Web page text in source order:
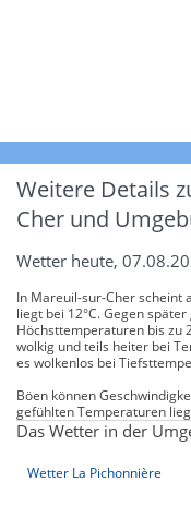
Weitere Details
Cher und
Wetter heute,
In Mareuil-sur-Cher scheint
liegt bei 12°C. Gegen
Höchsttemperaturen bis zu
wolkig und teils heiter bei
es wolkenlos bei
Böen können
gefühlten Temperaturen
Das Wetter in der
Wetter La Pichonnière